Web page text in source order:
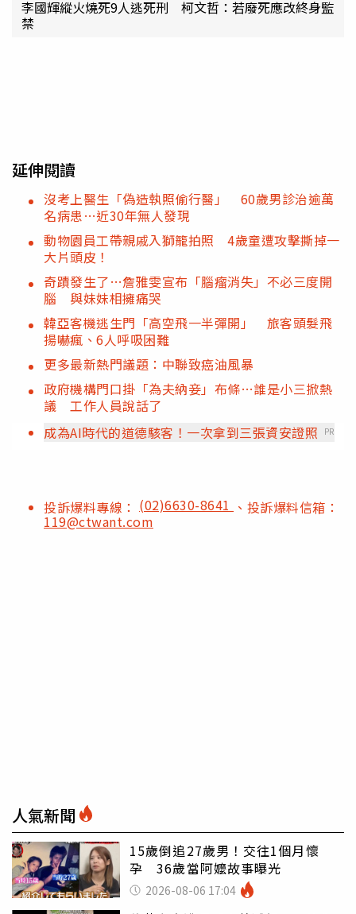
李國輝縱火燒死9人逃死刑 柯文哲：若廢死應改終身監
禁
延伸閱讀
沒考上醫生「偽造執照偷行醫」 60歲男診治逾萬
名病患…近30年無人發現
動物園員工帶親戚入獅籠拍照 4歲童遭攻擊撕掉一
大片頭皮！
奇蹟發生了…詹雅雯宣布「腦瘤消失」不必三度開
腦 與妹妹相擁痛哭
韓亞客機逃生門「高空飛一半彈開」 旅客頭髮飛
揚嚇瘋、6人呼吸困難
更多最新熱門議題：中聯致癌油風暴
政府機構門口掛「為夫納妾」布條…誰是小三掀熱
議 工作人員說話了
成為AI時代的道德駭客！一次拿到三張資安證照
PR
投訴爆料專線： (02)6630-8641 、投訴爆料信箱：
119@ctwant.com
人氣新聞
15歲倒追27歲男！交往1個月懷
孕 36歲當阿嬤故事曝光
2026-08-06 17:04